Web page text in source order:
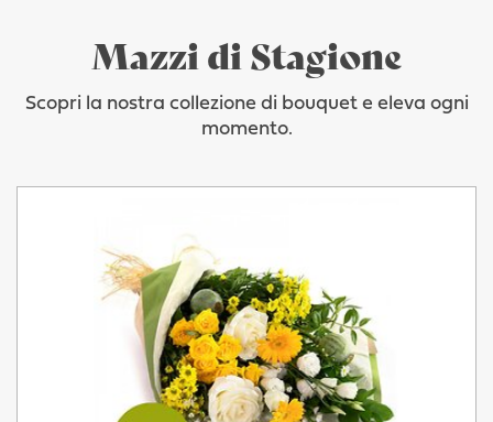
Mazzi di Stagione
Scopri la nostra collezione di bouquet e eleva ogni
momento.